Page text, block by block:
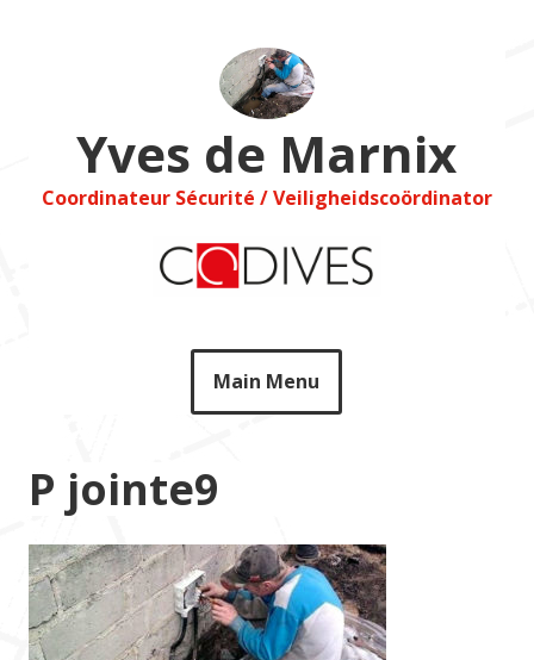
Yves de Marnix
Coordinateur Sécurité / Veiligheidscoördinator
Main Menu
P jointe9